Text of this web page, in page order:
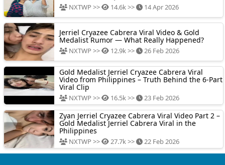
NXTWP >> 14.6k >> 14 Apr 2026
Jerriel Cryazee Cabrera Viral Video & Gold
Medalist Rumor — What Really Happened?
NXTWP >> 12.9k >> 26 Feb 2026
Gold Medalist Jerriel Cryazee Cabrera Viral
Video from Philippines – Truth Behind the 6-Part
Viral Clip
NXTWP >> 16.5k >> 23 Feb 2026
Zyan Jerriel Cryazee Cabrera Viral Video Part 2 –
Gold Medalist Jerriel Cabrera Viral in the
Philippines
NXTWP >> 27.7k >> 22 Feb 2026